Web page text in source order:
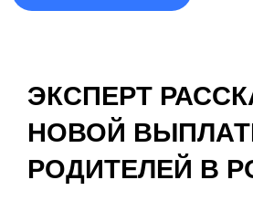
ЭКСПЕРТ
НОВОЙ
РОДИТЕЛЕЙ В